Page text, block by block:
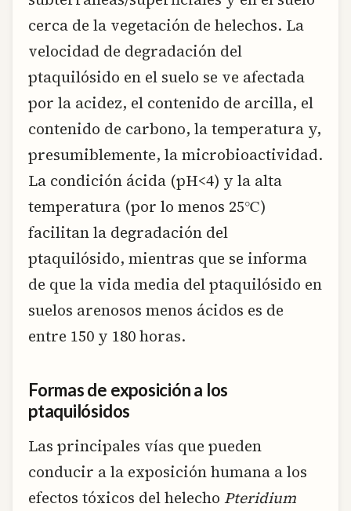
cerca de la vegetación de helechos. La
velocidad de degradación del
ptaquilósido en el suelo se ve afectada
por la acidez, el contenido de arcilla, el
contenido de carbono, la temperatura y,
presumiblemente, la microbioactividad.
La condición ácida (pH<4) y la alta
temperatura (por lo menos 25℃)
facilitan la degradación del
ptaquilósido, mientras que se informa
de que la vida media del ptaquilósido en
suelos arenosos menos ácidos es de
entre 150 y 180 horas.
Formas de exposición a los
ptaquilósidos
Las principales vías que pueden
conducir a la exposición humana a los
efectos tóxicos del helecho Pteridium